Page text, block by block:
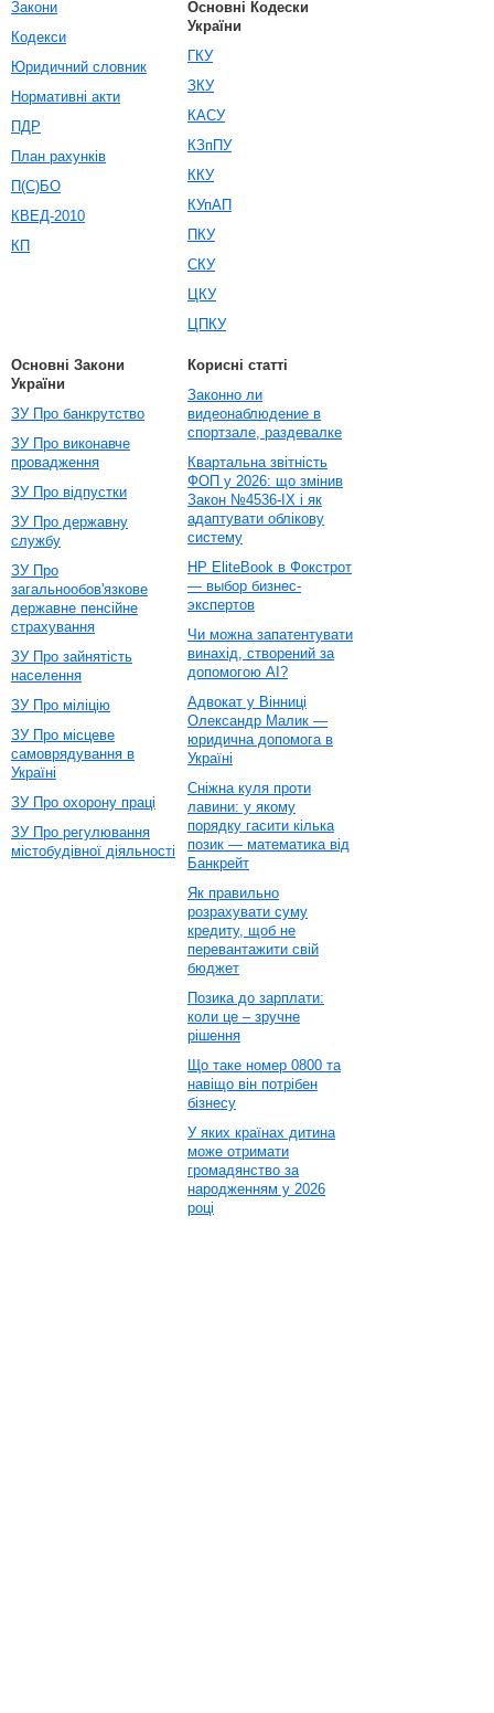
Закони
Кодекси
Юридичний словник
Нормативні акти
ПДР
План рахунків
П(С)БО
КВЕД-2010
КП
Основні Кодески
України
ГКУ
ЗКУ
КАСУ
КЗпПУ
ККУ
КУпАП
ПКУ
СКУ
ЦКУ
ЦПКУ
Основні Закони
України
ЗУ Про банкрутство
ЗУ Про виконавче
провадження
ЗУ Про відпустки
ЗУ Про державну
службу
ЗУ Про
загальнообов'язкове
державне пенсійне
страхування
ЗУ Про зайнятість
населення
ЗУ Про міліцію
ЗУ Про місцеве
самоврядування в
Україні
ЗУ Про охорону праці
ЗУ Про регулювання
містобудівної діяльності
Корисні статті
Законно ли
видеонаблюдение в
спортзале, раздевалке
Квартальна звітність
ФОП у 2026: що змінив
Закон №4536-IX і як
адаптувати облікову
систему
HP EliteBook в Фокстрот
— выбор бизнес-
экспертов
Чи можна запатентувати
винахід, створений за
допомогою AI?
Адвокат у Вінниці
Олександр Малик —
юридична допомога в
Україні
Сніжна куля проти
лавини: у якому
порядку гасити кілька
позик — математика від
Банкрейт
Як правильно
розрахувати суму
кредиту, щоб не
перевантажити свій
бюджет
Позика до зарплати:
коли це – зручне
рішення
Що таке номер 0800 та
навіщо він потрібен
бізнесу
У яких країнах дитина
може отримати
громадянство за
народженням у 2026
році